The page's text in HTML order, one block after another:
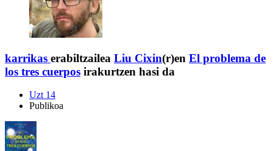
karrikas erabiltzailea Liu Cixin(r)en El problema de
los tres cuerpos irakurtzen hasi da
Uzt 14
Publikoa